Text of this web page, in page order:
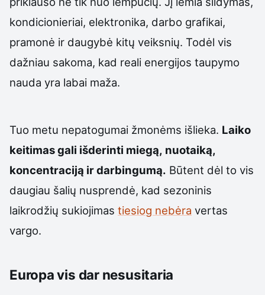
kondicionieriai, elektronika, darbo grafikai,
pramonė ir daugybė kitų veiksnių. Todėl vis
dažniau sakoma, kad reali energijos taupymo
nauda yra labai maža.
Tuo metu nepatogumai žmonėms išlieka. Laiko
keitimas gali išderinti miegą, nuotaiką,
koncentraciją ir darbingumą. Būtent dėl to vis
daugiau šalių nusprendė, kad sezoninis
laikrodžių sukiojimas tiesiog nebėra vertas
vargo.
Europa vis dar nesusitaria